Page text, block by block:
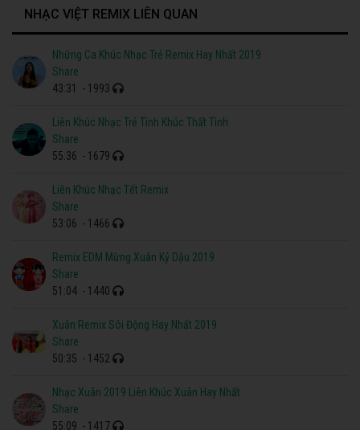
NHẠC VIỆT REMIX LIÊN QUAN
Những Ca Khúc Nhạc Trẻ Remix Hay Nhất 2019
43:31
- 1993
Liên Khúc Nhạc Trẻ Tình Khúc Thất Tình
55:36
53:06- 1466
Remix EDM Mừng Xuân Kỷ Dậu 2019
Xuân Remix Sôi Động Hay Nhất 2019
50:35
- 1452
Nhạc Xuân 2019 Liên Khúc Xuân Hay Nhất
55:09
46:26 - 1405